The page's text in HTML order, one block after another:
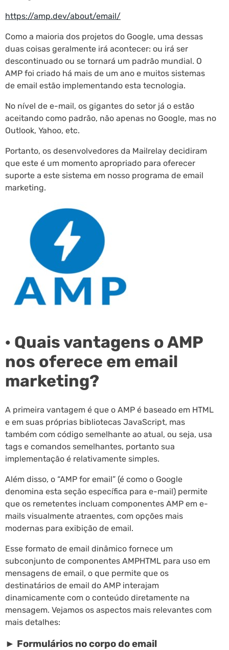
https://amp.dev/about/email/
Como a maioria dos projetos do Google, uma dessas
duas coisas geralmente irá acontecer: ou irá ser
descontinuado ou se tornará um padrão mundial. O
AMP foi criado há mais de um ano e muitos sistemas
de email estão implementando esta tecnologia.
No nível de e-mail, os gigantes do setor já o estão
aceitando como padrão, não apenas no Google, mas no
Outlook, Yahoo, etc.
Portanto, os desenvolvedores da Mailrelay decidiram
que este é um momento apropriado para oferecer
suporte a este sistema em nosso programa de email
marketing.
· Quais vantagens o AMP
nos oferece em email
marketing?
A primeira vantagem é que o AMP é baseado em HTML
e em suas próprias bibliotecas JavaScript, mas
também com código semelhante ao atual, ou seja, usa
tags e comandos semelhantes, portanto sua
implementação é relativamente simples.
Além disso, o “AMP for email” (é como o Google
denomina esta seção específica para e-mail) permite
que os remetentes incluam componentes AMP em e-
mails visualmente atraentes, com opções mais
modernas para exibição de email.
Esse formato de email dinâmico fornece um
subconjunto de componentes AMPHTML para uso em
mensagens de email, o que permite que os
destinatários de email do AMP interajam
dinamicamente com o conteúdo diretamente na
mensagem. Vejamos os aspectos mais relevantes com
mais detalhes:
► Formulários no corpo do email